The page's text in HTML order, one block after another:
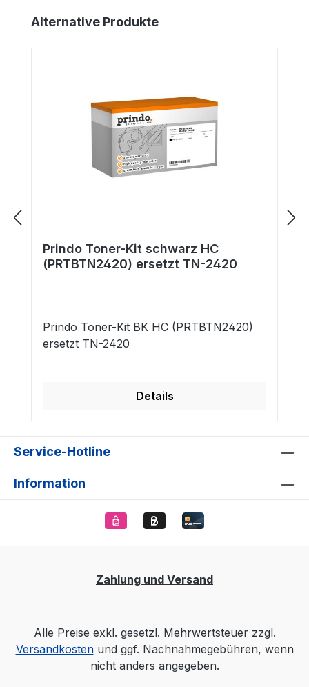
Produktgalerie überspringen
Alternative Produkte
Prindo Toner-Kit schwarz HC
(PRTBTN2420) ersetzt TN-2420
Prindo Toner-Kit BK HC (PRTBTN2420)
ersetzt TN-2420
Details
Service-Hotline
Information
Zahlung und Versand
Alle Preise exkl. gesetzl. Mehrwertsteuer zzgl.
Versandkostenund ggf. Nachnahmegebühren, wenn
nicht anders angegeben.